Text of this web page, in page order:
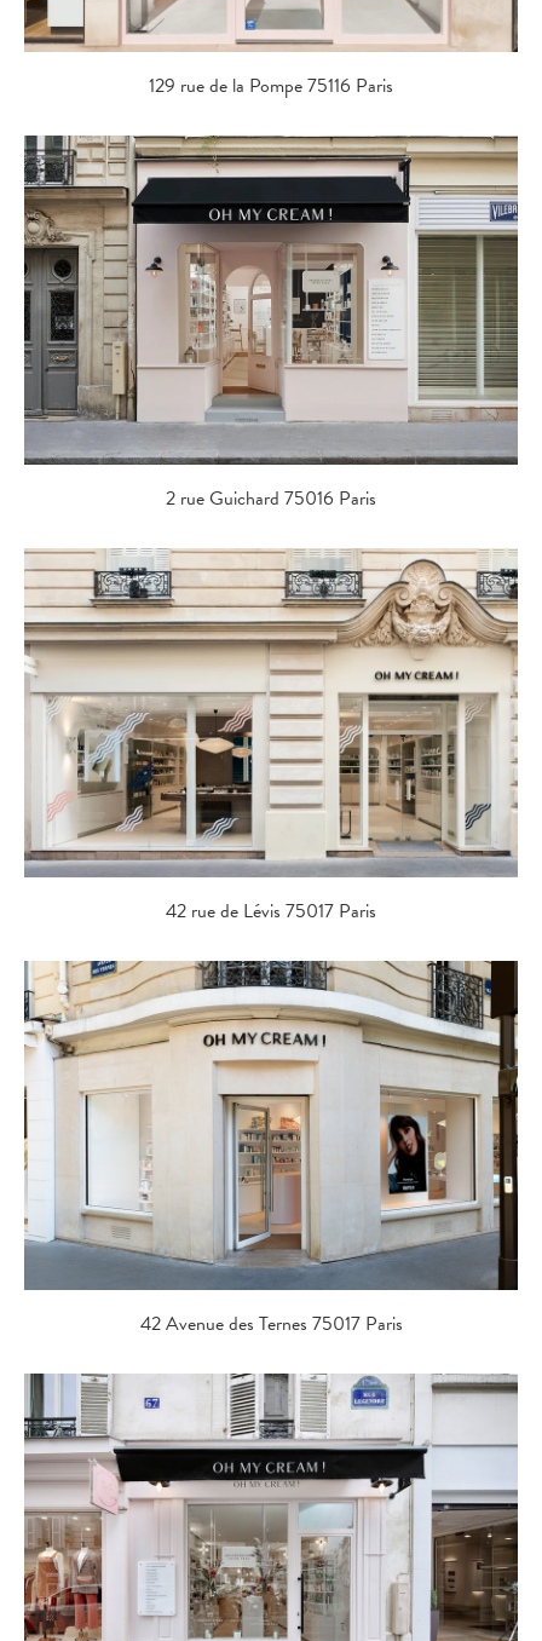
129 rue de la Pompe 75116 Paris
2 rue Guichard 75016 Paris
42 rue de Lévis 75017 Paris
42 Avenue des Ternes 75017 Paris